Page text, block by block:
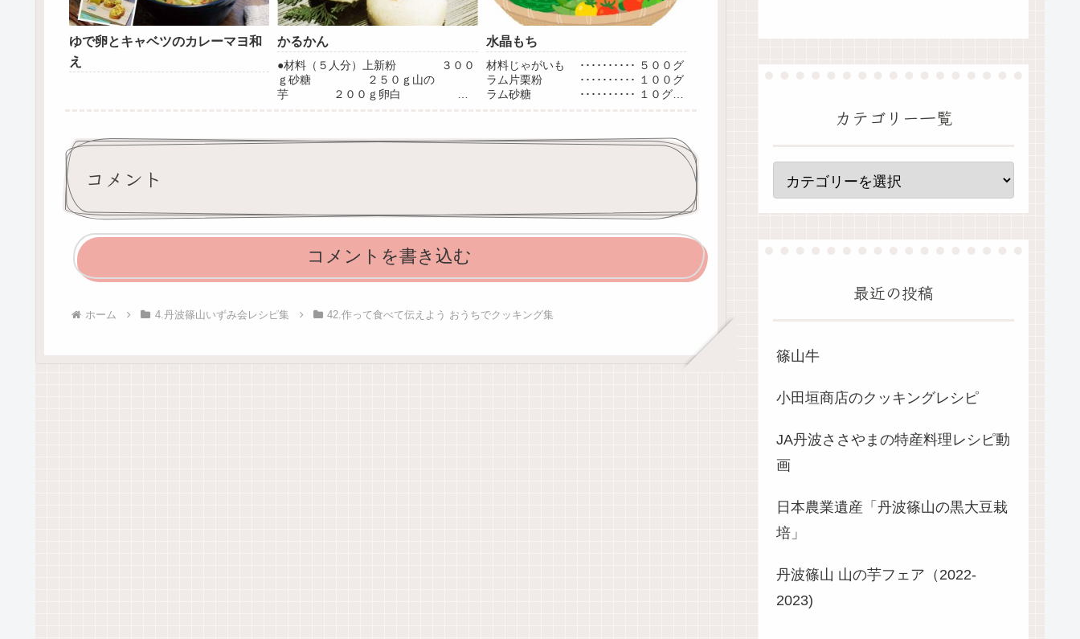
ゆで卵とキャベツのカレーマヨ和
え
かるかん
●材料（５人分）上新粉 ３００
ｇ砂糖 ２５０ｇ山の
芋 ２００ｇ卵白 ４
砂糖をふるいにかける。山の芋をおろ
水晶もち
材料じゃがいも ･･････････ ５００グ
ラム片栗粉 ･･････････ １００グ
ラム砂糖 ･･････････ １０グラ
らいの固さに...
コメント
コメントを書き込む
ホーム 4.丹波篠山いずみ会レシピ集 42.作って食べて伝えよう おうちでクッキング集
カテゴリー一覧
最近の投稿
篠山牛
小田垣商店のクッキングレシピ
JA丹波ささやまの特産料理レシピ動
画
日本農業遺産「丹波篠山の黒大豆栽
培」
丹波篠山 山の芋フェア（2022-
2023)